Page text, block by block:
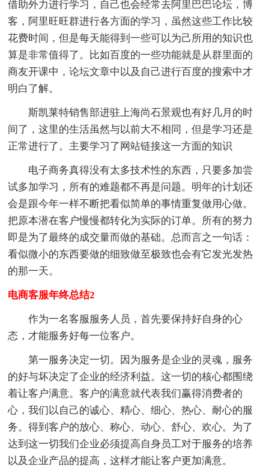
借助外力进行学习，自己也会经常去阿里巴巴论坛，博
客，阿里旺旺群进行各方面的学习，虽然这些工作比较
花费时间，但是每天能得到一些可以为己所用的知识也
算是非常值得了。比如百度的一些功能就是从群里面的
商友开课中，论坛文章中以及自己进行百度的搜索中才
明白了解。
斯凯莱特销售部进驻上海尚石景观也有好几月的时
间了，这里的生活虽然与以前大不相同，但是学习还是
正常进行了。主要学习了网站链接这一方面的知识
电子商务真得没有太多技术性的东西，只要多加尝
试多加学习，所有的难题都不再是问题。明年的计划还
会是跟今年一样不断把看似简单的事情重复做用心做。
把原本潜在客户慢慢都转化为实际的订单。所有的努力
即是为了最终的成交量而做的基础。总而言之一句话：
看似微小的东西要做的细致做至极致也会有它发光发热
的那一天。
电商客服年终总结2
作为一名客服服务人员，首先要保持好自身的心
态，才能服务好每一位客户。
第一服务决定一切。因为服务是企业的灵魂，服务
的好与坏决定了企业的经济利益。这一切的核心都围绕
着让客户满意。客户的满意就代表我们赢得消费者的
心，我们以自己的诚心、精心、细心、热心、耐心的服
务。得到客户的放心、称心、动心、舒心、欢心。为了
达到这一切我们企业必须提高自身员工对于服务的培养
以及企业产品的提高，这样才能让客户更加满意。